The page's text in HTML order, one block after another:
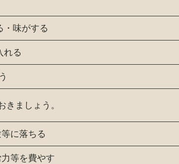
・味がする
れる
ましょう。
に落ちる
等を費やす